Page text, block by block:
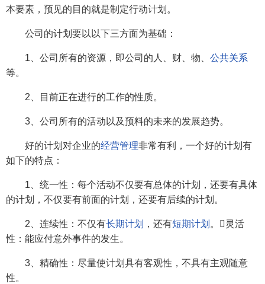
本要素，预见的目的就是制定行动计划。
公司的计划要以以下三方面为基础：
1、公司所有的资源，即公司的人、财、物、 公共关系
等。
2、目前正在进行的工作的性质。
3、公司所有的活动以及预料的未来的发展趋势。
好的计划对企业的经营管理非常有利，一个好的计划有
如下的特点：
1、统一性：每个活动不仅要有总体的计划，还要有具体
的计划，不仅要有前面的计划，还要有后续的计划。
2、连续性：不仅有长期计划 ，还有短期计划 。灵活
性：能应付意外事件的发生。
3、精确性：尽量使计划具有客观性，不具有主观随意
性。